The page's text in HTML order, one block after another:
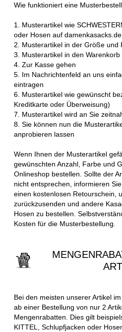
Wie funktioniert eine
1. Musterartikel wie
oder Hosen auf
2. Musterartikel in der Größe und
3. Musterartikel in den Warenkorb
4. Zur Kasse gehen
5. Im Nachrichtenfeld an uns
eintragen
6. Musterartikel wie gewünscht
Kreditkarte oder Überweisung)
7. Musterartikel wird an Sie
8. Sie können nun die
anprobieren lassen
Wenn Ihnen der Musterartikel
gewünschten Anzahl, Farbe und
Onlineshop bestellen. Sollte der
nicht entsprechen, informieren
einen kostenlosen Retourschein,
zurückzusenden und andere
Hosen zu bestellen.
Kosten für die Musterbestellung.
Bei den meisten unserer Artikel
ab einer Bestellung von nur 2
Mengenrabatten. Dies gilt
KITTEL, Schlupfjacken oder